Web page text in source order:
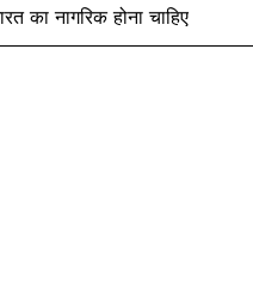
का नागरिक होना चाहिए